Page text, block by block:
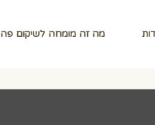
מה זה מומחה לשיקום פה